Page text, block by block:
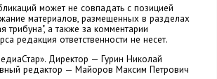
может не совпадать с позицией
материалов, размещенных в разделах
трибуна", а также за комментарии
редакция ответственности не несет.
Директор — Гурин Николай
редактор — Майоров Максим Петрович